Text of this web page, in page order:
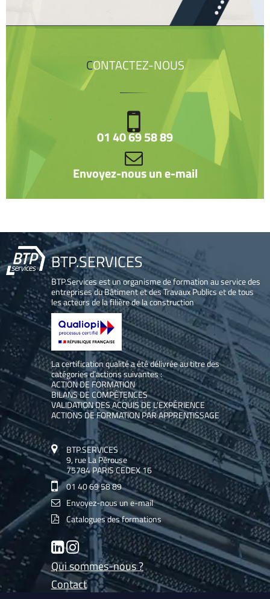
CONTACTEZ-NOUS
01 40 69 58 89
Envoyez-nous un e-mail
BTP.SERVICES
BTP.Services est un organisme de formation au service des
entreprises du Bâtiment et des Travaux Publics et de tous
les acteurs de la filière de la construction
La certification qualité a été délivrée au titre des
catégories d’actions suivantes :
ACTION DE FORMATION
BILANS DE COMPÉTENCES
VALIDATION DES ACQUIS DE L’EXPÉRIENCE
ACTIONS DE FORMATION PAR APPRENTISSAGE
BTP.SERVICES
9, rue La Pérouse
75784 PARIS CEDEX 16
01 40 69 58 89
Envoyez-nous un e-mail
Catalogues des formations
LinkedInInstagram
Qui sommes-nous ?
Contact